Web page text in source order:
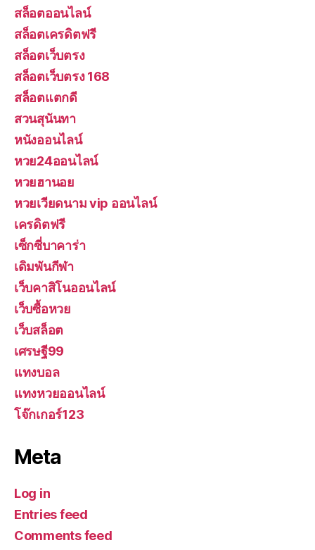
สล็อตออนไลน์
สล็อตเครดิตฟรี
สล็อตเว็บตรง
สล็อตเว็บตรง 168
สล็อตแตกดี
สวนสุนันทา
หนังออนไลน์
หวย24ออนไลน์
หวยฮานอย
หวยเวียดนาม vip ออนไลน์
เครดิตฟรี
เซ็กซี่บาคาร่า
เดิมพันกีฬา
เว็บคาสิโนออนไลน์
เว็บซื้อหวย
เว็บสล็อต
เศรษฐี99
แทงบอล
แทงหวยออนไลน์
โจ๊กเกอร์123
Meta
Log in
Entries feed
Comments feed